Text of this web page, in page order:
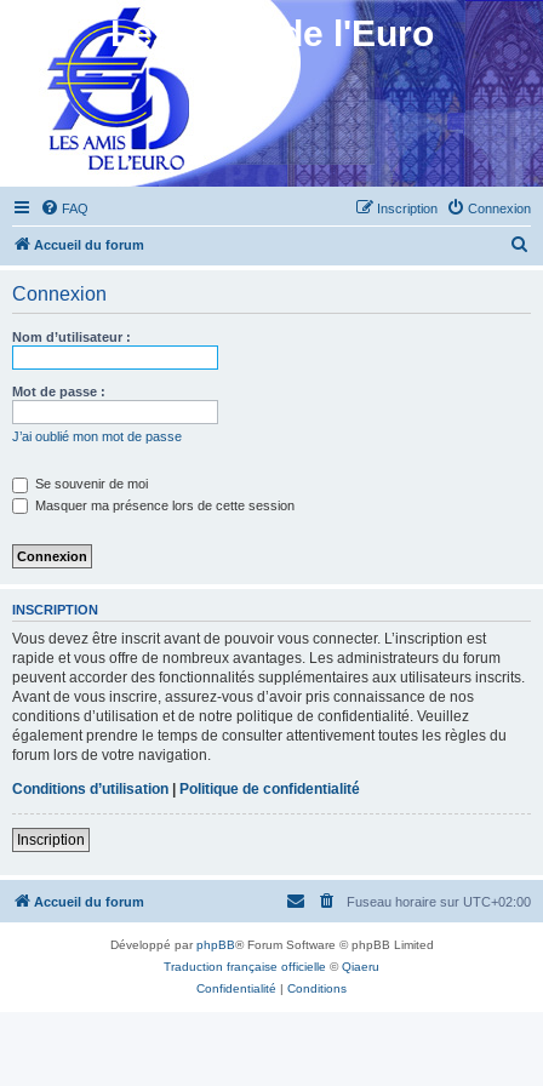
Les Amis de l'Euro
FAQ Connexion
Inscription
Accueil du forum
Connexion
Nom d’utilisateur :
Mot de passe :
J’ai oublié mon mot de passe
Se souvenir de moi
Masquer ma présence lors de cette session
INSCRIPTION
Vous devez être inscrit avant de pouvoir vous connecter. L’inscription est
rapide et vous offre de nombreux avantages. Les administrateurs du forum
peuvent accorder des fonctionnalités supplémentaires aux utilisateurs inscrits.
Avant de vous inscrire, assurez-vous d’avoir pris connaissance de nos
conditions d’utilisation et de notre politique de confidentialité. Veuillez
également prendre le temps de consulter attentivement toutes les règles du
forum lors de votre navigation.
Conditions d’utilisation | Politique de confidentialité
Inscription
Accueil du forum Fuseau horaire sur UTC+02:00
Développé parphpBB® Forum Software © phpBB Limited
Traduction française officielle ©Qiaeru
Confidentialité | Conditions